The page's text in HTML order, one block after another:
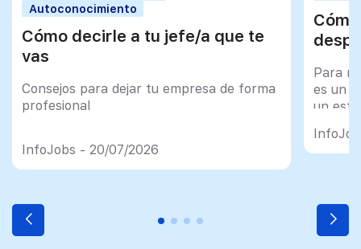
Autoconocimiento
Cómo decirle a tu jefe/a que te
vas
Consejos para dejar tu empresa de forma
profesional
InfoJobs - 20/07/2026
Para
es un
un